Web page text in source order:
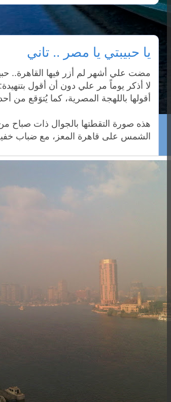
يا حبيبتي يا مصر .. تاني
مضت علي أشهر لم أزر فيها القاهرة..
لا أذكر يوماً مر علي دون أن أقول
أقولها باللهجة المصرية، كما يُتوَقع من أحد
هذه صورة التقطتها بالجوال ذات
الشمس على قاهرة المعز، مع ضباب